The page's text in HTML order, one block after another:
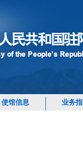
使馆信息 业务